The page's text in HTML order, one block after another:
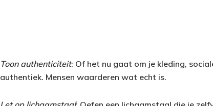
Toon authenticiteit: Of het nu gaat om je kleding,
authentiek. Mensen waarderen wat echt is.